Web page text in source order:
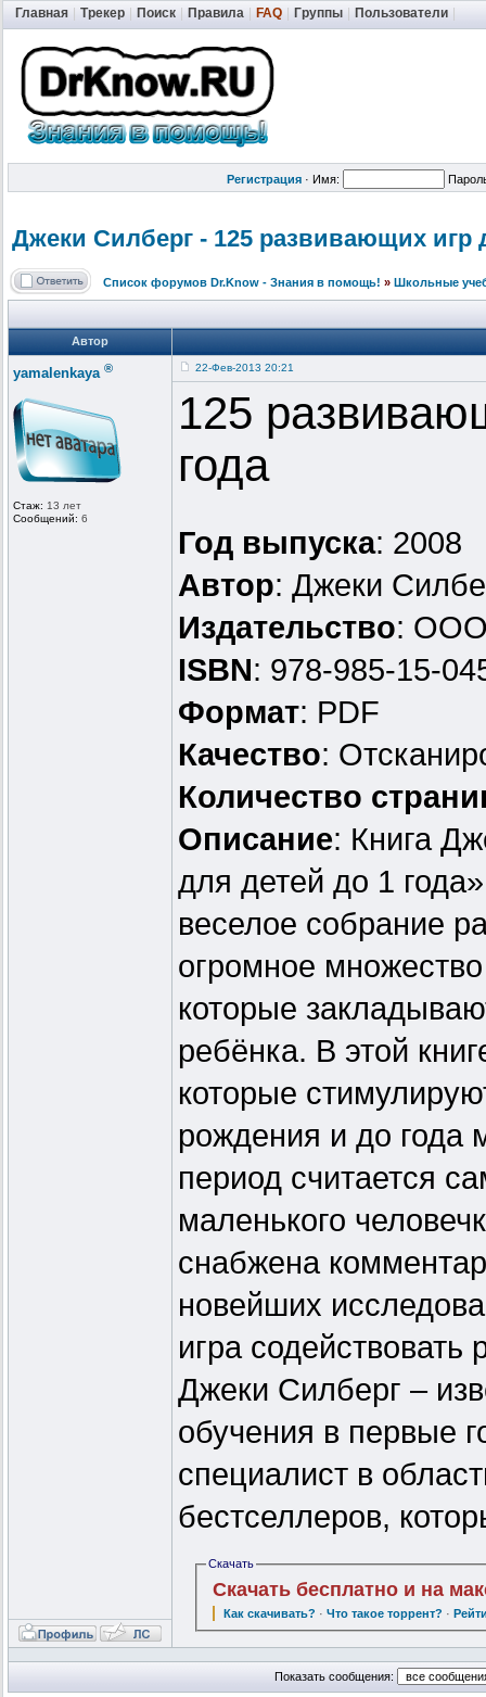
Главная Трекер Поиск Правила FAQ Группы Пользователи
Регистрация · Имя:
Джеки Силберг - 125 развивающих игр
Список форумов Dr.Know - Знания в помощь! » Школьные
Автор
yamalenkaya ®
Стаж: 13 лет
Сообщений: 6
22-Фев-2013 20:21
125
года
Год выпуска: 2008
Автор: Джеки
Издательство: ООО
ISBN: 978-985-15-
Формат: PDF
Качество:
Количество
Описание: Книга
для детей до 1
веселое собрание
огромное множество
которые
ребёнка. В этой
которые
рождения и до года
период считается
маленького
снабжена
новейших
игра
Джеки Силберг –
обучения в первые
специалист в
бестселлеров,
Скачать
Скачать бесплатно и на
Как скачивать? ·Что такое торрент? ·
Показать сообщения: